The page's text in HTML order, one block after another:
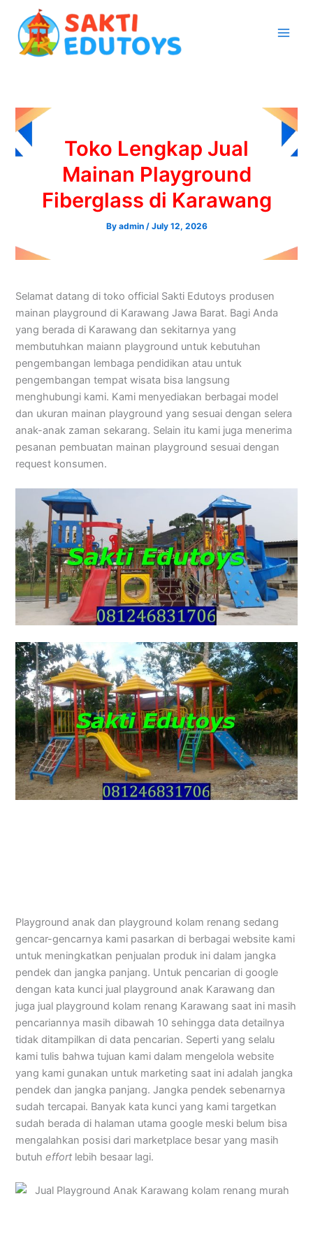
content
Toko Lengkap Jual
Mainan Playground
Fiberglass di Karawang
By admin / July 12, 2026
Selamat datang di toko official Sakti Edutoys produsen
mainan playground di Karawang Jawa Barat. Bagi Anda
yang berada di Karawang dan sekitarnya yang
membutuhkan maiann playground untuk kebutuhan
pengembangan lembaga pendidikan atau untuk
pengembangan tempat wisata bisa langsung
menghubungi kami. Kami menyediakan berbagai model
dan ukuran mainan playground yang sesuai dengan selera
anak-anak zaman sekarang. Selain itu kami juga menerima
pesanan pembuatan mainan playground sesuai dengan
request konsumen.
Playground anak dan playground kolam renang sedang
gencar-gencarnya kami pasarkan di berbagai website kami
untuk meningkatkan penjualan produk ini dalam jangka
pendek dan jangka panjang. Untuk pencarian di google
dengan kata kunci jual playground anak Karawang dan
juga jual playground kolam renang Karawang saat ini masih
pencariannya masih dibawah 10 sehingga data detailnya
tidak ditampilkan di data pencarian. Seperti yang selalu
kami tulis bahwa tujuan kami dalam mengelola website
yang kami gunakan untuk marketing saat ini adalah jangka
pendek dan jangka panjang. Jangka pendek sebenarnya
sudah tercapai. Banyak kata kunci yang kami targetkan
sudah berada di halaman utama google meski belum bisa
mengalahkan posisi dari marketplace besar yang masih
butuheffort lebih besaar lagi.